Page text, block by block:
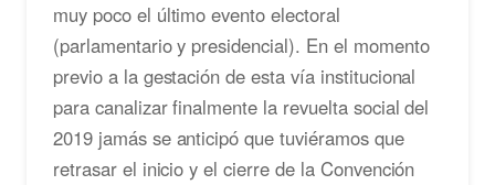
muy poco el último evento electoral
(parlamentario y presidencial). En el momento
previo a la gestación de esta vía institucional
para canalizar finalmente la revuelta social del
2019 jamás se anticipó que tuviéramos que
retrasar el inicio y el cierre de la Convención